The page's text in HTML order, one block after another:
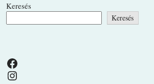
Keresés
Keresés
Facebook
Instagram